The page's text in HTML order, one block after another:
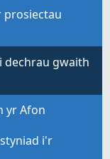
prosiectau
dechrau gwaith
yr Afon
i'r